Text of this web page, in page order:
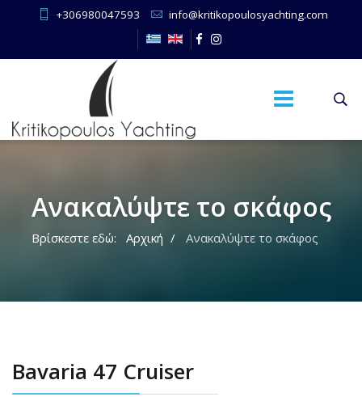
+306980047593 info@kritikopoulosyachting.com
Ανακαλύψτε το σκάφος
Βρίσκεστε εδώ: Αρχική Ανακαλύψτε το σκάφος
Bavaria 47 Cruiser